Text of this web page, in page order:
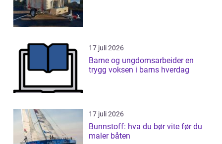
17 juli 2026
Barne og ungdomsarbeider en
trygg voksen i barns hverdag
17 juli 2026
Bunnstoff: hva du bør vite før du
maler båten